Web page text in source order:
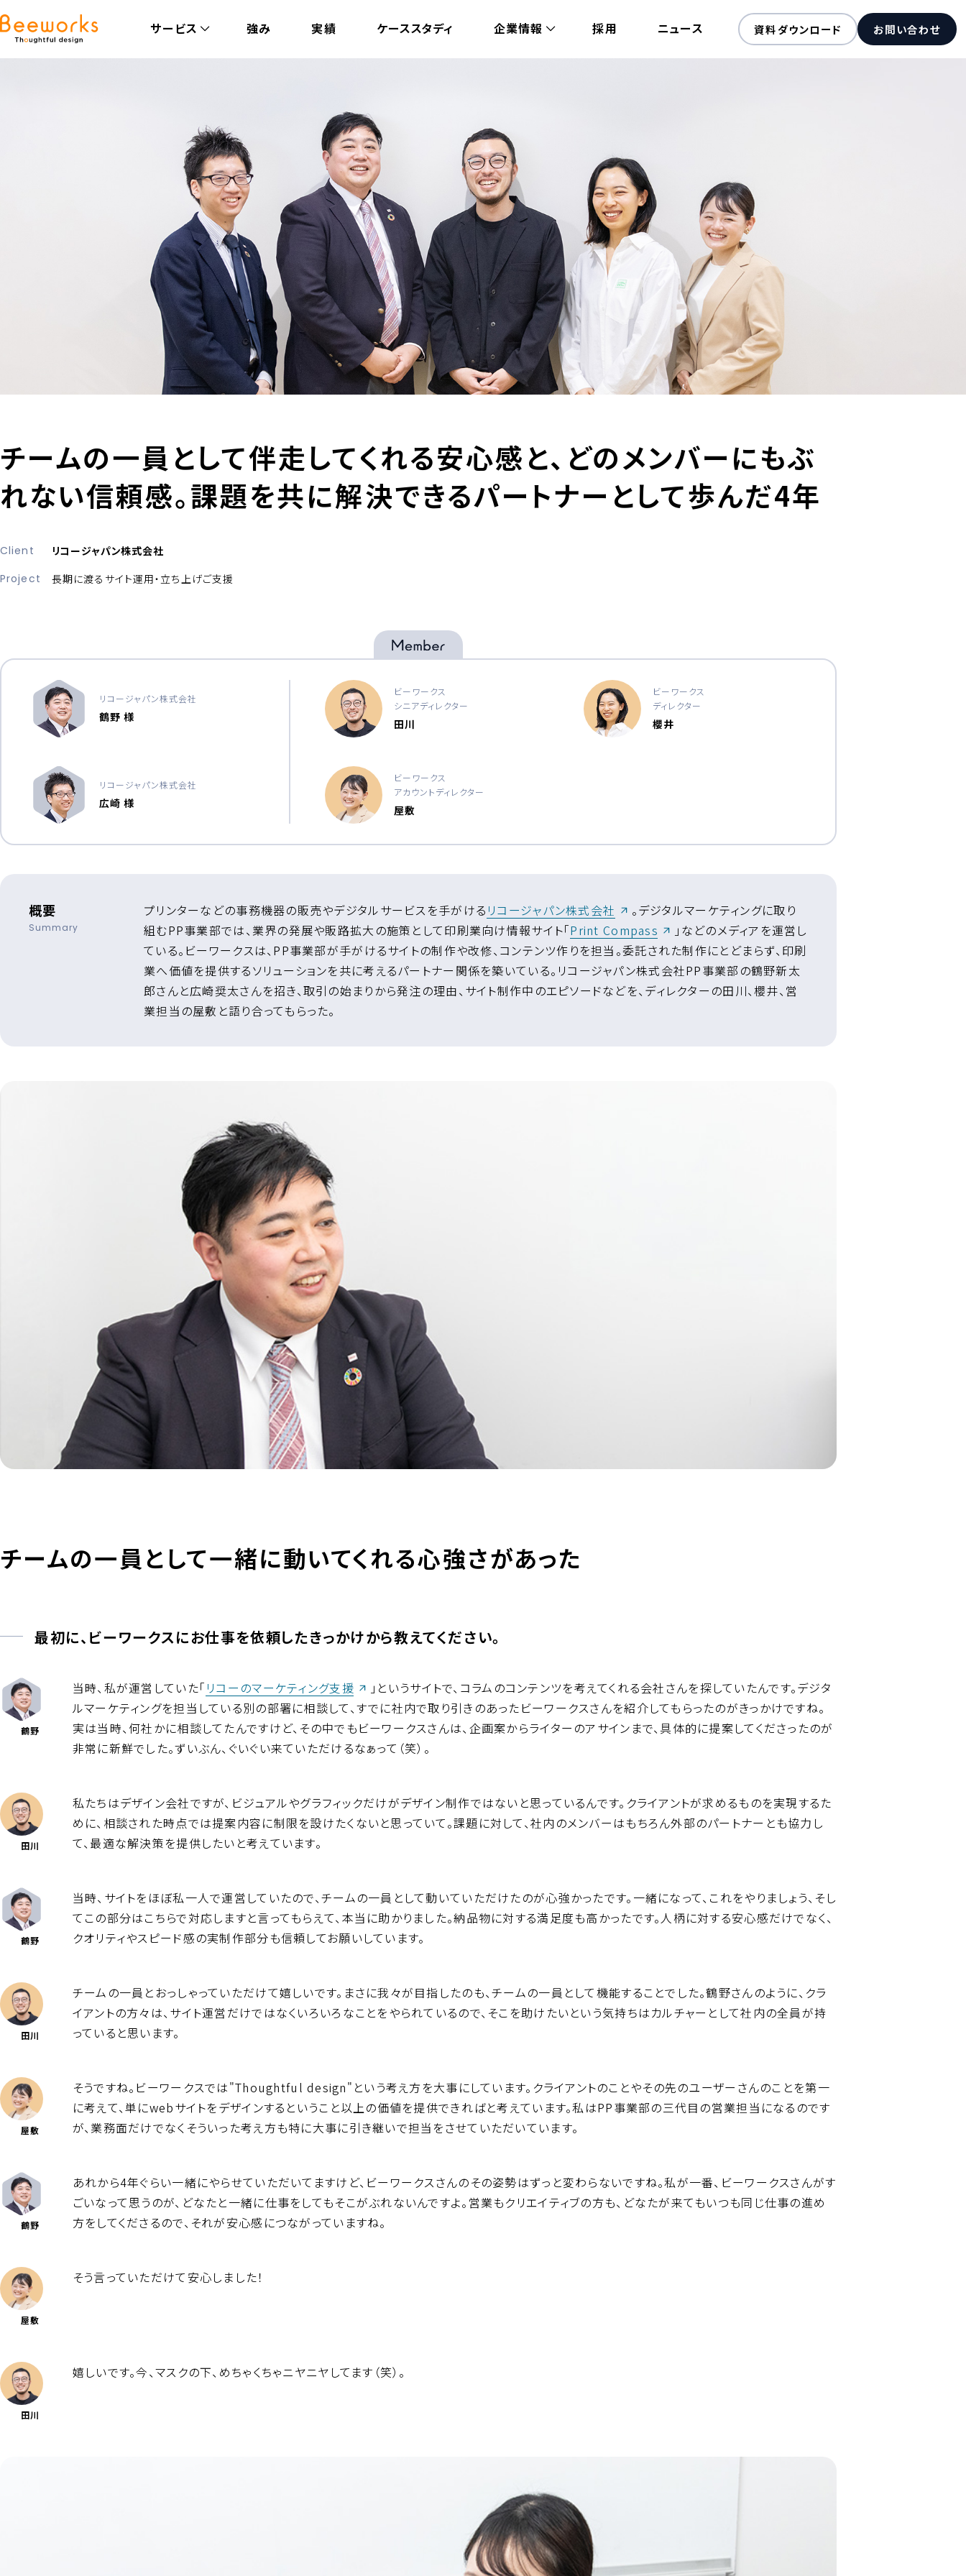
サービス 強み 実績 ケーススタディ 企業情報 採用 ニュース 資料ダウンロード お問い合わせ
チームの一員として伴走してくれる安心感と、どのメンバーにもぶ
れない信頼感。課題を共に解決できるパートナーとして歩んだ4年
Client
リコージャパン株式会社
Project
長期に渡るサイト運用・立ち上げご支援
リコージャパン株式会社
鶴野 様
リコージャパン株式会社
広崎 様
ビーワークス
シニアディレクター
田川
ビーワークス
ディレクター
櫻井
ビーワークス
アカウントディレクター
屋敷
概要
Summary
プリンターなどの事務機器の販売やデジタルサービスを手がける リコージャパン株式会社 （新しいウィンドウが開きます）
。デジタルマーケティングに取り
組むPP事業部では、業界の発展や販路拡大の施策として印刷業向け情報サイト「Print Compass （新しいウィンドウが開きます）
」などのメディアを運営し
ている。ビーワークスは、PP事業部が手がけるサイトの制作や改修、コンテンツ作りを担当。委託された制作にとどまらず、印刷
業へ価値を提供するソリューションを共に考えるパートナー関係を築いている。リコージャパン株式会社PP事業部の鶴野新太
郎さんと広崎奨太さんを招き、取引の始まりから発注の理由、サイト制作中のエピソードなどを、ディレクターの田川、櫻井、営
業担当の屋敷と語り合ってもらった。
チームの一員として一緒に動いてくれる心強さがあった
最初に、ビーワークスにお仕事を依頼したきっかけから教えてください。
鶴野
当時、私が運営していた「 リコーのマーケティング支援（新しいウィンドウが開きます）
」というサイトで、コラムのコンテンツを考えてくれる会社さんを探していたんです。デジタ
ルマーケティングを担当している別の部署に相談して、すでに社内で取り引きのあったビーワークスさんを紹介してもらったのがきっかけですね。
実は当時、何社かに相談してたんですけど、その中でもビーワークスさんは、企画案からライターのアサインまで、具体的に提案してくださったのが
非常に新鮮でした。ずいぶん、ぐいぐい来ていただけるなぁって（笑）。
田川
私たちはデザイン会社ですが、ビジュアルやグラフィックだけがデザイン制作ではないと思っているんです。クライアントが求めるものを実現するた
めに、相談された時点では提案内容に制限を設けたくないと思っていて。課題に対して、社内のメンバーはもちろん外部のパートナーとも協力し
て、最適な解決策を提供したいと考えています。
鶴野
当時、サイトをほぼ私一人で運営していたので、チームの一員として動いていただけたのが心強かったです。一緒になって、これをやりましょう、そし
てこの部分はこちらで対応しますと言ってもらえて、本当に助かりました。納品物に対する満足度も高かったです。人柄に対する安心感だけでなく、
クオリティやスピード感の実制作部分も信頼してお願いしています。
田川
チームの一員とおっしゃっていただけて嬉しいです。まさに我々が目指したのも、チームの一員として機能することでした。鶴野さんのように、クラ
イアントの方々は、サイト運営だけではなくいろいろなことをやられているので、そこを助けたいという気持ちはカルチャーとして社内の全員が持
っていると思います。
屋敷
そうですね。ビーワークスでは"Thoughtful design"という考え方を大事にしています。クライアントのことやその先のユーザーさんのことを第一
に考えて、単にwebサイトをデザインするということ以上の価値を提供できればと考えています。私はPP事業部の三代目の営業担当になるのです
が、業務面だけでなくそういった考え方も特に大事に引き継いで担当をさせていただいています。
鶴野
あれから4年ぐらい一緒にやらせていただいてますけど、ビーワークスさんのその姿勢はずっと変わらないですね。私が一番、ビーワークスさんがす
ごいなって思うのが、どなたと一緒に仕事をしてもそこがぶれないんですよ。営業もクリエイティブの方も、どなたが来てもいつも同じ仕事の進め
方をしてくださるので、それが安心感につながっていますね。
屋敷
そう言っていただけて安心しました！
田川
嬉しいです。今、マスクの下、めちゃくちゃニヤニヤしてます（笑）。